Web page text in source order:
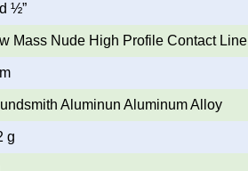
½”
Mass Nude High Profile Contact Line
Aluminun Aluminum Alloy
g